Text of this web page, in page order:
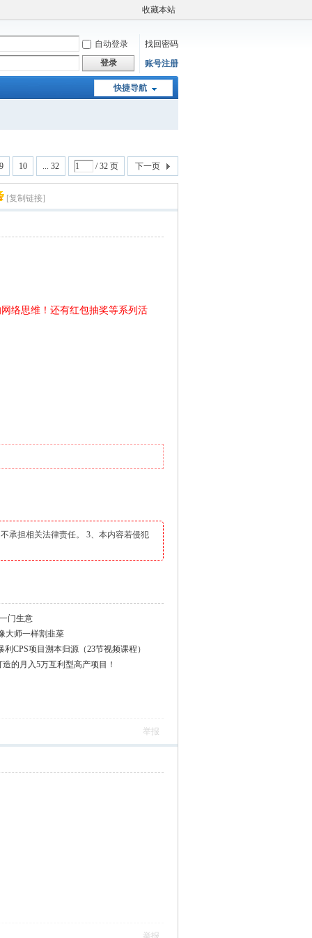
收藏本站
自动登录
找回密码
登录
账号注册
快捷导航
9 10 ... 32 / 32 页 下一页
[复制链接]
络思维！还有红包抽奖等系列活
承担相关法律责任。 3、本内容若侵犯
门生意
大师一样割韭菜
CPS项目溯本归源（23节视频课程）
的月入5万互利型高产项目！
举报
举报